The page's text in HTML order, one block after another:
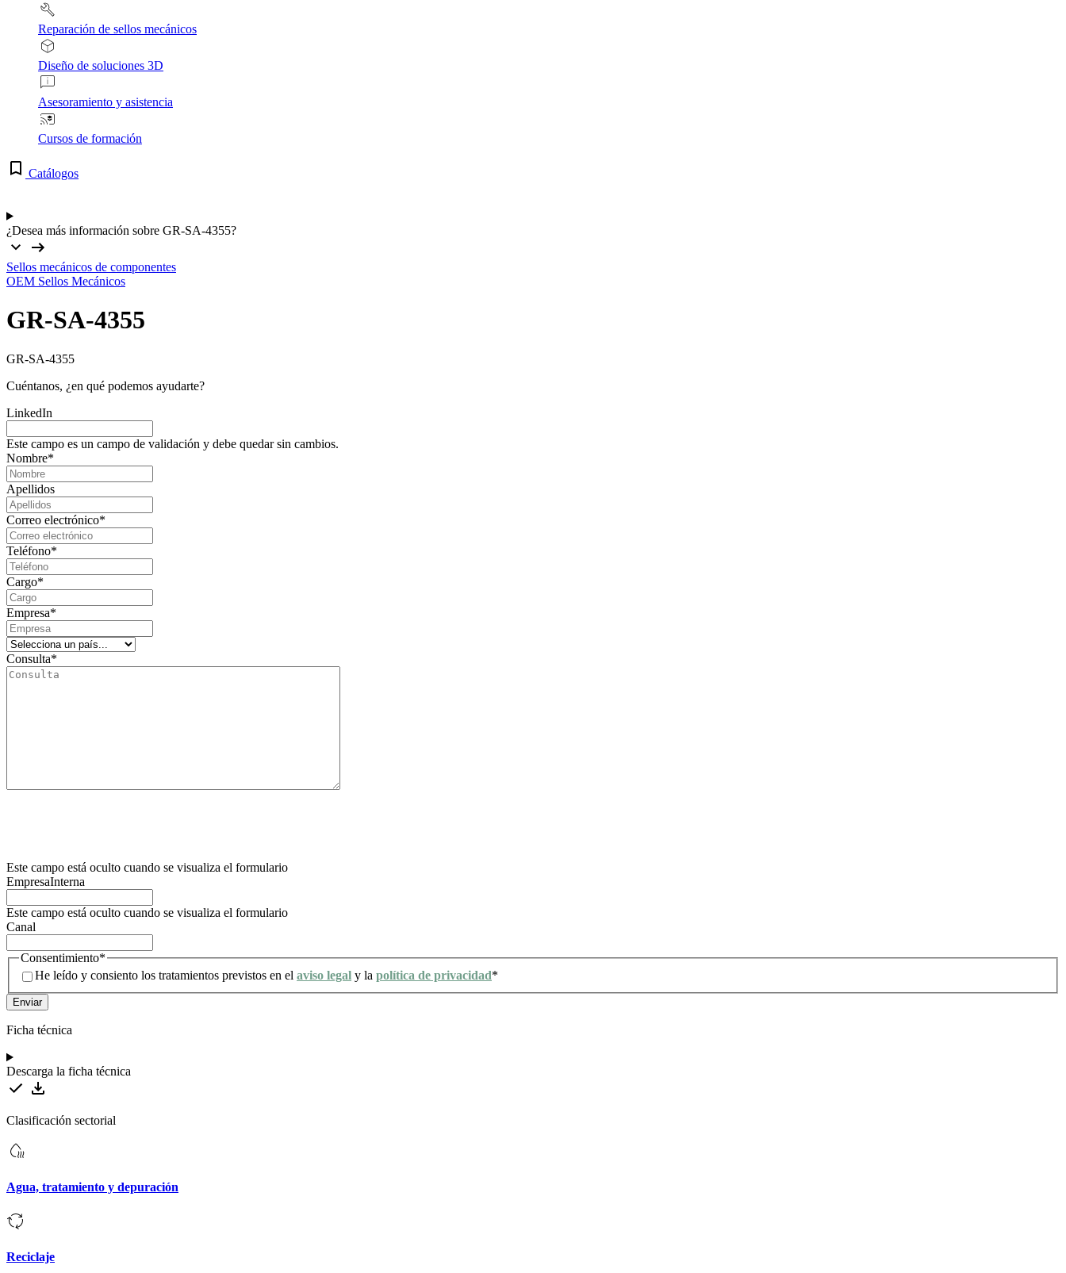
Reparación de sellos mecánicos
Diseño de soluciones 3D
Asesoramiento y asistencia
Cursos de formación
Catálogos
¿Desea más información sobre GR-SA-4355?
Sellos mecánicos de componentes
OEM Sellos Mecánicos
GR-SA-4355
GR-SA-4355
Cuéntanos, ¿en qué podemos ayudarte?
LinkedIn
Este campo es un campo de validación y debe quedar sin cambios.
Nombre*
Apellidos
Correo electrónico*
Teléfono*
Cargo*
Empresa*
Consulta*
Este campo está oculto cuando se visualiza el formulario
EmpresaInterna
Este campo está oculto cuando se visualiza el formulario
Canal
Consentimiento*
He leído y consiento los tratamientos previstos en el aviso legal y la política de privacidad*
Ficha técnica
Descarga la ficha técnica
Clasificación sectorial
Agua, tratamiento y depuración
Reciclaje